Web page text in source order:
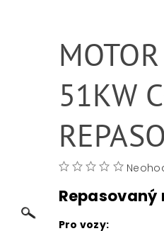
51KW
Pro vozy: